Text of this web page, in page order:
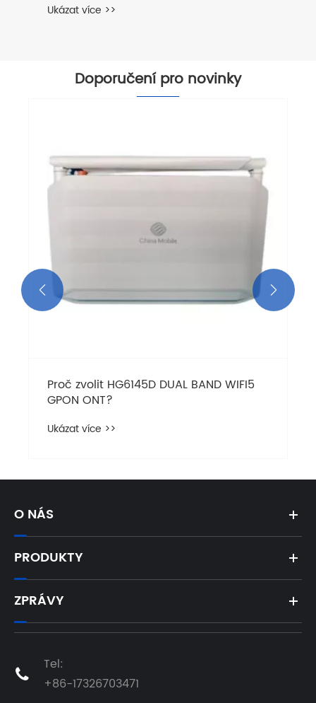
Ukázat více >>
Doporučení pro novinky
Proč zvolit HG6145D DUAL BAND WIFI5
GPON ONT?
Ukázat více >>
 
O NÁS
PRODUKTY
ZPRÁVY

Tel:
+86-17326703471